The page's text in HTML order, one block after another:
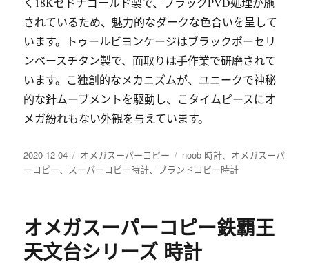
されているため、魅力的なダークな色合いを呈して
います。トゥールビヨンケージはブラックポーセリ
ンベースチタン製で、面取りは手作業で研磨されて
います。こ独創的なメカニズムが、ユニークで神秘
的な針ムーブメントを駆動し、こタイムピースにオ
メガ紛れもない外観を与えています。
发
布
2020-12-04
分
类
オメガスーパーコピー
标
签
noob 時計、 オメガスーパ
ーコピー、 スーパーコピー時計、 ブランドコピー時計
オメガスーパーコピー鉄覇王
天文台シリーズ 時計